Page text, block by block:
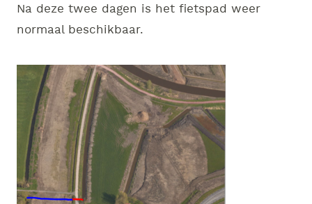
Na deze twee dagen is het fietspad weer
normaal beschikbaar.